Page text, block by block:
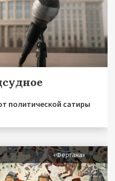
политической сатиры
«Фергана»